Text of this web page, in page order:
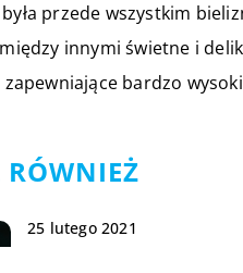
przede wszystkim
innymi świetne i
bardzo
RÓWNIEŻ
25 lutego 2021